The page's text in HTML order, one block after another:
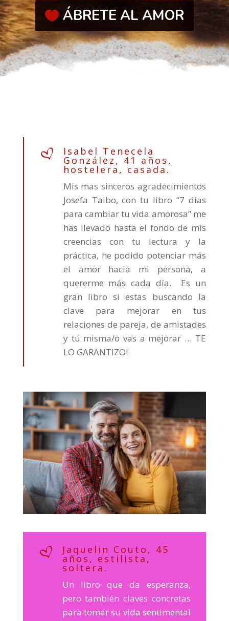
ÁBRETE AL AMOR
Isabel Tenecela
González, 41 años,
hostelera, casada.
Mis mas sinceros agradecimientos
Josefa Taibo, con tu libro “7 días
para cambiar tu vida amorosa” me
has llevado hasta el fondo de mis
creencias con tu lectura y la
práctica, he podido potenciar más
el amor hacia mi persona, a
quererme más cada día. Es un
gran libro si estas buscando la
clave para mejorar en tus
relaciones de pareja, de amistades
y tú misma/o vas a mejorar … TE
LO GARANTIZO!
Jaquelin Couto, 45
años, estilista,
soltera.
Un libro que da esperanza,
pero también claves concretas
para tomar su vida sentimental